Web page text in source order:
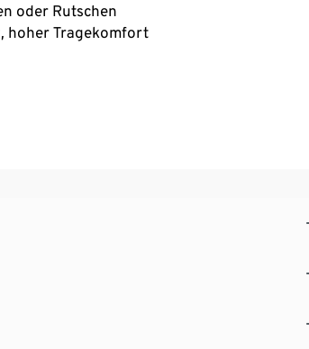
oder Rutschen
hoher Tragekomfort